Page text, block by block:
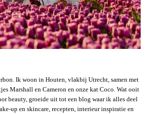
Ik woon in Houten, vlakbij Utrecht, samen met
Marshall en Cameron en onze kat Coco. Wat ooit
beauty, groeide uit tot een blog waar ik alles deel
up en skincare, recepten, interieur inspiratie en